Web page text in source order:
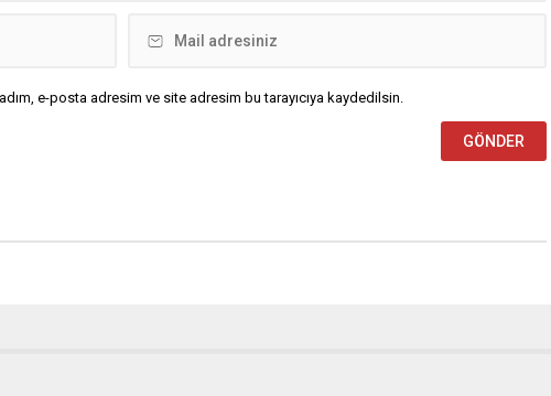
e-posta adresim ve site adresim bu tarayıcıya kaydedilsin.